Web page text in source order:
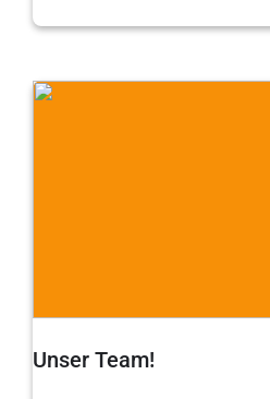
Unser Team!